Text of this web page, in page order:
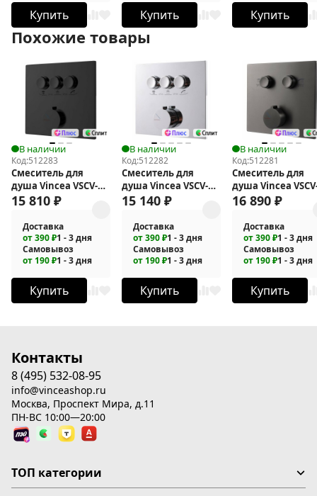
Купить Купить Купить
Похожие товары
В наличии
Код:512283
Смеситель для
душа Vincea VSCV-
431MB
15 810 ₽
Доставка
от 390 ₽1 - 3 дня
Самовывоз
от 190 ₽1 - 3 дня
Купить
В наличии
Код:512282
Смеситель для
душа Vincea VSCV-
431CH
15 140 ₽
Доставка
от 390 ₽1 - 3 дня
Самовывоз
от 190 ₽1 - 3 дня
Купить
В наличии
Код:512281
Смеситель для
душа Vincea
421GM
16 890 ₽
Доставка
от 390 ₽1 - 3 дня
Самовывоз
от 190 ₽1 - 3 дня
Купить
Контакты
8 (495) 532-08-95
info@vinceashop.ru
Москва, Проспект Мира, д.11
ПН-ВС 10:00—20:00
ТОП категории